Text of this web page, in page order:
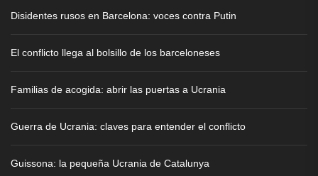
Disidentes rusos en Barcelona: voces contra Putin
El conflicto llega al bolsillo de los barceloneses
Familias de acogida: abrir las puertas a Ucrania
Guerra de Ucrania: claves para entender el conflicto
Guissona: la pequeña Ucrania de Catalunya